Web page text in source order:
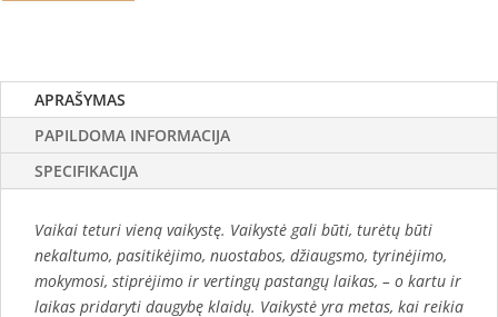
APRAŠYMAS
PAPILDOMA INFORMACIJA
SPECIFIKACIJA
Vaikai teturi vieną vaikystę. Vaikystė gali būti, turėtų būti
nekaltumo, pasitikėjimo, nuostabos, džiaugsmo, tyrinėjimo,
mokymosi, stiprėjimo ir vertingų pastangų laikas, – o kartu ir
laikas pridaryti daugybę klaidų. Vaikystė yra metas, kai reikia